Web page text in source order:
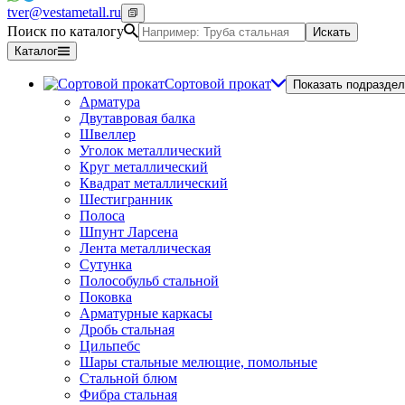
tver@vestametall.ru
Поиск по каталогу
Искать
Каталог
Сортовой прокат Показать
Арматура
Двутавровая балка
Швеллер
Уголок металлический
Круг металлический
Квадрат металлический
Шестигранник
Полоса
Шпунт Ларсена
Лента металлическая
Сутунка
Полособульб стальной
Поковка
Арматурные каркасы
Дробь стальная
Цильпебс
Шары стальные мелющие, помольные
Стальной блюм
Фибра стальная